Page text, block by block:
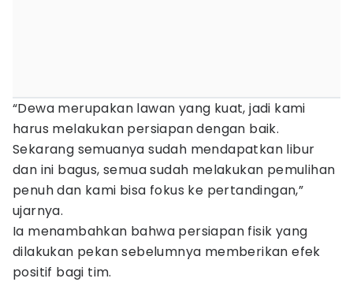
“Dewa merupakan lawan yang kuat, jadi kami
harus melakukan persiapan dengan baik.
Sekarang semuanya sudah mendapatkan libur
dan ini bagus, semua sudah melakukan pemulihan
penuh dan kami bisa fokus ke pertandingan,”
ujarnya.
Ia menambahkan bahwa persiapan fisik yang
dilakukan pekan sebelumnya memberikan efek
positif bagi tim.